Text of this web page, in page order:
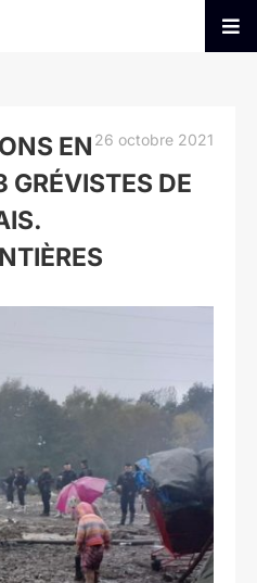
26 octobre 2021
EN
DE